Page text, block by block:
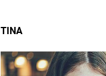
TINA